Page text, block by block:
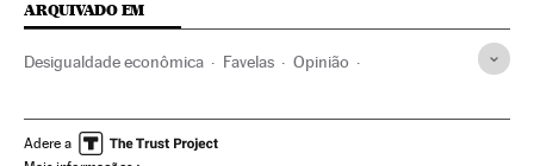
ARQUIVADO EM
Desigualdade econômica Favelas Opinião
Habitação precária Cadeias televisão
Adere a